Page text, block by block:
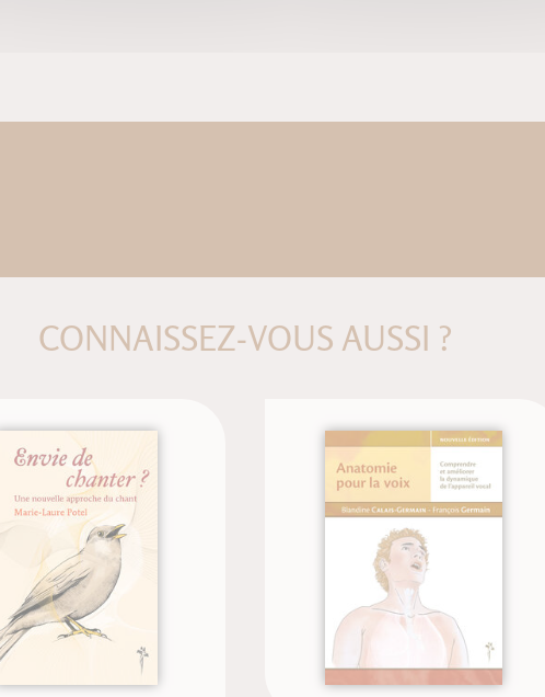
CONNAISSEZ-VOUS AUSSI ?